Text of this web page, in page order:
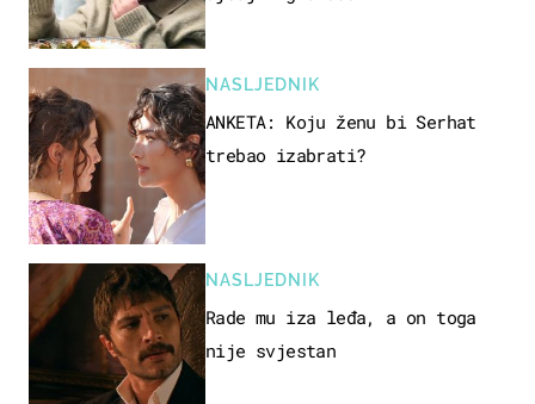
NASLJEDNIK
ANKETA: Koju ženu bi Serhat
trebao izabrati?
NASLJEDNIK
Rade mu iza leđa, a on toga
nije svjestan